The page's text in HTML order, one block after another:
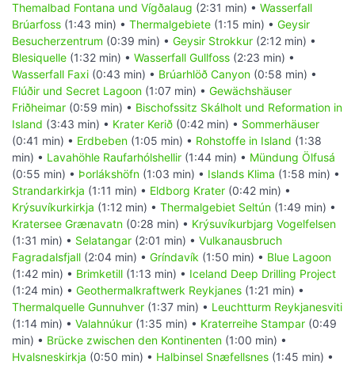
Themalbad Fontana und Vígðalaug (2:31 min) • Wasserfall
Brúarfoss (1:43 min) • Thermalgebiete (1:15 min) • Geysir
Besucherzentrum (0:39 min) • Geysir Strokkur (2:12 min) •
Blesiquelle (1:32 min) • Wasserfall Gullfoss (2:23 min) •
Wasserfall Faxi (0:43 min) • Brúarhlöð Canyon (0:58 min) •
Flúðir und Secret Lagoon (1:07 min) • Gewächshäuser
Friðheimar (0:59 min) • Bischofssitz Skálholt und Reformation in
Island (3:43 min) • Krater Kerið (0:42 min) • Sommerhäuser
(0:41 min) • Erdbeben (1:05 min) • Rohstoffe in Island (1:38
min) • Lavahöhle Raufarhólshellir (1:44 min) • Mündung Ölfusá
(0:55 min) • Þorlákshöfn (1:03 min) • Islands Klima (1:58 min) •
Strandarkirkja (1:11 min) • Eldborg Krater (0:42 min) •
Krýsuvíkurkirkja (1:12 min) • Thermalgebiet Seltún (1:49 min) •
Kratersee Grænavatn (0:28 min) • Krýsuvíkurbjarg Vogelfelsen
(1:31 min) • Selatangar (2:01 min) • Vulkanausbruch
Fagradalsfjall (2:04 min) • Gríndavík (1:50 min) • Blue Lagoon
(1:42 min) • Brimketill (1:13 min) • Iceland Deep Drilling Project
(1:24 min) • Geothermalkraftwerk Reykjanes (1:21 min) •
Thermalquelle Gunnuhver (1:37 min) • Leuchtturm Reykjanesviti
(1:14 min) • Valahnúkur (1:35 min) • Kraterreihe Stampar (0:49
min) • Brücke zwischen den Kontinenten (1:00 min) •
Hvalsneskirkja (0:50 min) • Halbinsel Snæfellsnes (1:45 min) •